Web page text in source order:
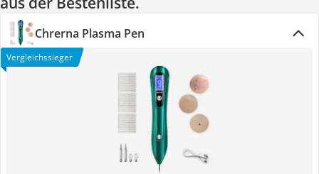
Chrerna Plasma Pen
Vergleichssieger